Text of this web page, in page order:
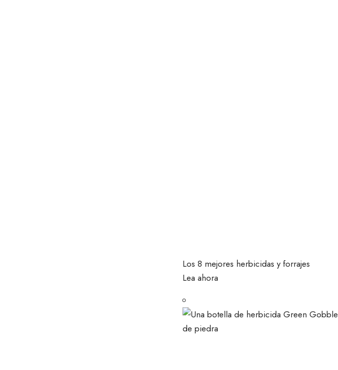
Los 8 mejores herbicidas y forrajes
Lea ahora